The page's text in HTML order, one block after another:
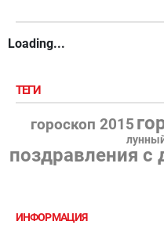
Loading...
ТЕГИ
гороскоп 2015
поздравления
ИНФОРМАЦИЯ